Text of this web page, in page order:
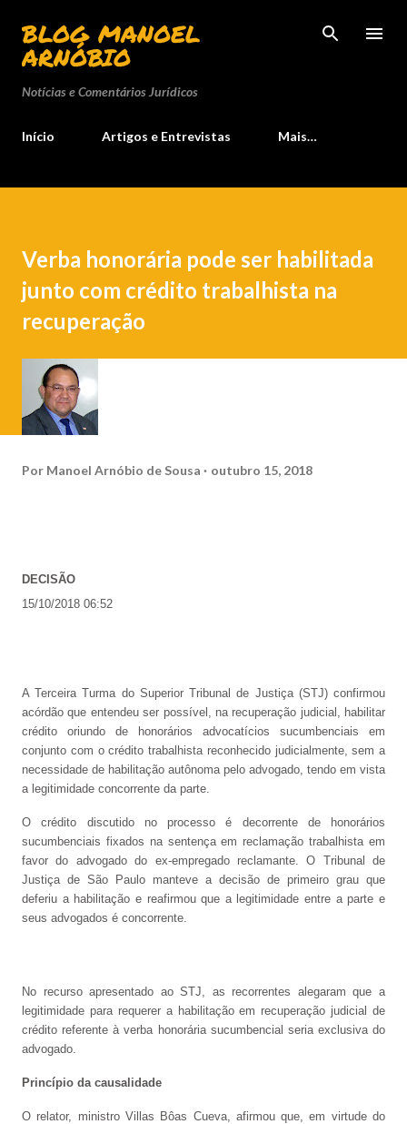
Pular para o conteúdo principal
BLOG MANOEL
ARNÓBIO
Notícias e Comentários Jurídicos
Início Artigos e Entrevistas Mais…
Verba honorária pode ser habilitada
junto com crédito trabalhista na
recuperação
Por Manoel Arnóbio de Sousa outubro 15, 2018
DECISÃO
15/10/2018 06:52
A Terceira Turma do Superior Tribunal de Justiça (STJ) confirmou
acórdão que entendeu ser possível, na recuperação judicial, habilitar
crédito oriundo de honorários advocatícios sucumbenciais em
conjunto com o crédito trabalhista reconhecido judicialmente, sem a
necessidade de habilitação autônoma pelo advogado, tendo em vista
a legitimidade concorrente da parte.
O crédito discutido no processo é decorrente de honorários
sucumbenciais fixados na sentença em reclamação trabalhista em
favor do advogado do ex-empregado reclamante. O Tribunal de
Justiça de São Paulo manteve a decisão de primeiro grau que
deferiu a habilitação e reafirmou que a legitimidade entre a parte e
seus advogados é concorrente.
No recurso apresentado ao STJ, as recorrentes alegaram que a
legitimidade para requerer a habilitação em recuperação judicial de
crédito referente à verba honorária sucumbencial seria exclusiva do
advogado.
Princípio da causalidade
O relator, ministro Villas Bôas Cueva, afirmou que, em virtude do